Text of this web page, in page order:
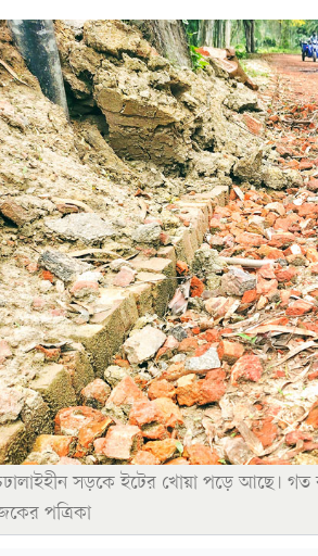
সড়কে ইটের খোয়া পড়ে আছে। গত
পত্রিকা